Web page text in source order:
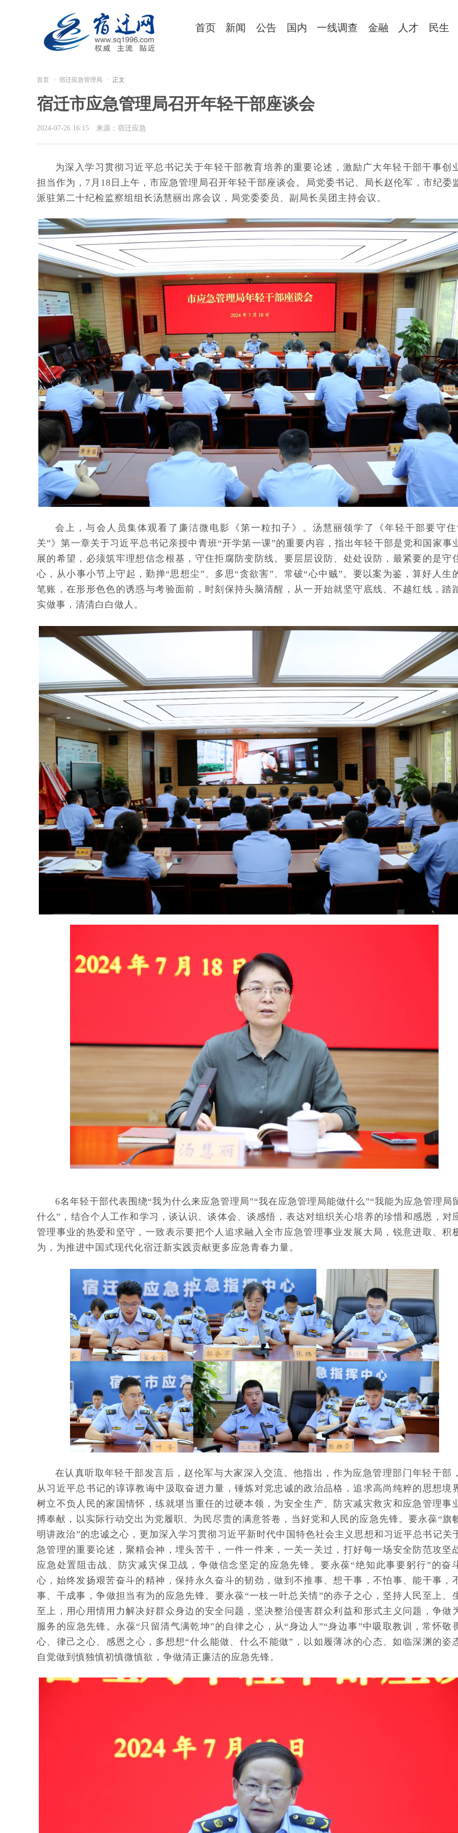
首页 新闻 公告 国内 一线调查 金融 人才 民生
首页 宿迁应急管理局 正文
宿迁市应急管理局召开年轻干部座谈会
2024-07-26 16:15 来源：宿迁应急
为深入学习贯彻习近平总书记关于年轻干部教育培养的重要论述，激励广大年轻干部干事创
担当作为，7月18日上午，市应急管理局召开年轻干部座谈会。局党委书记、局长赵伦军，市纪委
派驻第二十纪检监察组组长汤慧丽出席会议，局党委委员、副局长吴团主持会议。
会上，与会人员集体观看了廉洁微电影《第一粒扣子》。汤慧丽领学了《年轻干部要守住
关”》第一章关于习近平总书记亲授中青班“开学第一课”的重要内容，指出年轻干部是党和国家事
展的希望，必须筑牢理想信念根基，守住拒腐防变防线。要层层设防、处处设防，最紧要的是守
心，从小事小节上守起，勤掸“思想尘”、多思“贪欲害”、常破“心中贼”。要以案为鉴，算好人生
笔账，在形形色色的诱惑与考验面前，时刻保持头脑清醒，从一开始就坚守底线、不越红线，踏
实做事，清清白白做人。
6名年轻干部代表围绕“我为什么来应急管理局”“我在应急管理局能做什么”“我能为应急管理局
什么”，结合个人工作和学习，谈认识、谈体会、谈感悟，表达对组织关心培养的珍惜和感恩，对
管理事业的热爱和坚守，一致表示要把个人追求融入全市应急管理事业发展大局，锐意进取、积
为，为推进中国式现代化宿迁新实践贡献更多应急青春力量。
在认真听取年轻干部发言后，赵伦军与大家深入交流。他指出，作为应急管理部门年轻干部
从习近平总书记的谆谆教诲中汲取奋进力量，锤炼对党忠诚的政治品格，追求高尚纯粹的思想境
树立不负人民的家国情怀，练就堪当重任的过硬本领，为安全生产、防灾减灾救灾和应急管理事
搏奉献，以实际行动交出为党履职、为民尽责的满意答卷，当好党和人民的应急先锋。要永葆“旗
明讲政治”的忠诚之心，更加深入学习贯彻习近平新时代中国特色社会主义思想和习近平总书记关
急管理的重要论述，聚精会神，埋头苦干，一件一件来，一关一关过，打好每一场安全防范攻坚
应急处置阻击战、防灾减灾保卫战，争做信念坚定的应急先锋。要永葆“绝知此事要躬行”的奋
心，始终发扬艰苦奋斗的精神，保持永久奋斗的韧劲，做到不推事、想干事，不怕事、能干事，
事、干成事，争做担当有为的应急先锋。要永葆“一枝一叶总关情”的赤子之心，坚持人民至上、
至上，用心用情用力解决好群众身边的安全问题，坚决整治侵害群众利益和形式主义问题，争做
服务的应急先锋。永葆“只留清气满乾坤”的自律之心，从“身边人”“身边事”中吸取教训，常怀敬
心、律己之心、感恩之心，多想想“什么能做、什么不能做”，以如履薄冰的心态、如临深渊的姿
自觉做到慎独慎初慎微慎欲，争做清正廉洁的应急先锋。